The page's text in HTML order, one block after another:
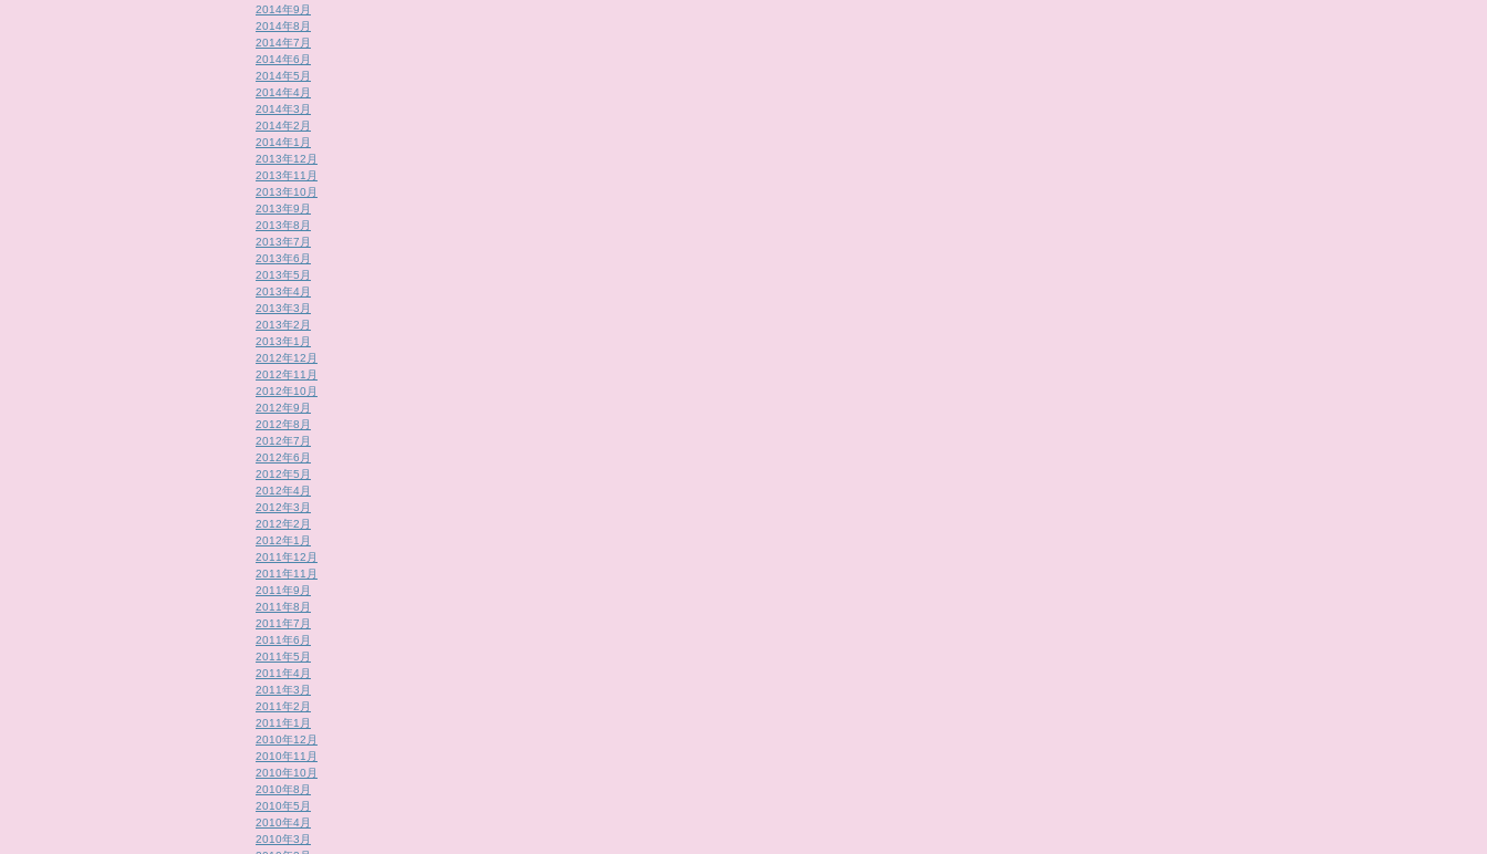
2014年9月
2014年8月
2014年7月
2014年6月
2014年5月
2014年4月
2014年3月
2014年2月
2014年1月
2013年12月
2013年11月
2013年10月
2013年9月
2013年8月
2013年7月
2013年6月
2013年5月
2013年4月
2013年3月
2013年2月
2013年1月
2012年12月
2012年11月
2012年10月
2012年9月
2012年8月
2012年7月
2012年6月
2012年5月
2012年4月
2012年3月
2012年2月
2012年1月
2011年12月
2011年11月
2011年9月
2011年8月
2011年7月
2011年6月
2011年5月
2011年4月
2011年3月
2011年2月
2011年1月
2010年12月
2010年11月
2010年10月
2010年8月
2010年5月
2010年4月
2010年3月